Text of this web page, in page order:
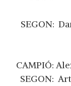
SEGON:
CAMPIÓ:
SEGON: